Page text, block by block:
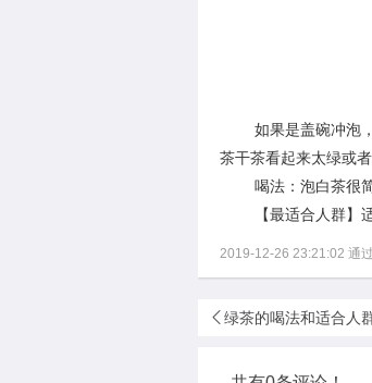
如果是盖碗冲泡，
茶干茶看起来太绿或
喝法：泡白茶很简
【最适合人群】适
2019-12-26 23:21:02 通
绿茶的喝法和适合人